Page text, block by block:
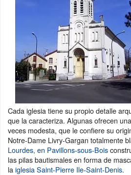
Cada iglesia tiene su propio detalle
que la caracteriza. Algunas ofrecen
veces modesta, que le confiere su
Notre-Dame Livry-Gargan totalmente
Lourdes, en Pavillons-sous-Bois
las pilas bautismales en forma de
laiglesia Saint-Pierre Ile-Saint-Denis.